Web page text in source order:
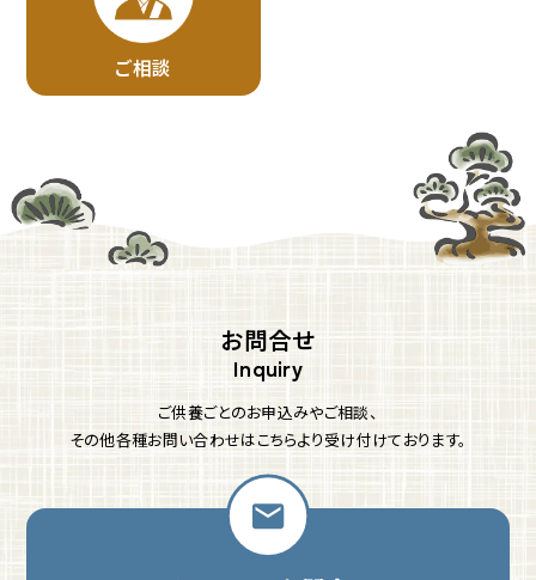
ご相談
お問合せ
ご供養ごとのお申込みやご相談、
その他各種お問い合わせはこちらより受け付けております。